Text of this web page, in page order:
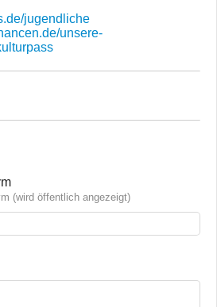
jugendliche
unsere-
(wird öffentlich angezeigt)